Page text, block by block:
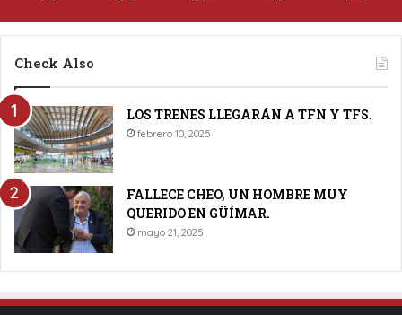
Check Also
LOS TRENES LLEGARÁN A TFN Y TFS.
febrero 10, 2025
FALLECE CHEO, UN HOMBRE MUY
QUERIDO EN GÜÍMAR.
mayo 21, 2025